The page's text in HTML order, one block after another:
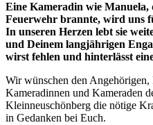
Eine Kameradin wie Manuela,
Feuerwehr brannte, wird uns
In unseren Herzen lebt sie
und Deinem langjährigen
wirst fehlen und hinterlässt
Wir wünschen den
Kameradinnen und Kameraden
Kleinneuschönberg die nötige
in Gedanken bei Euch.